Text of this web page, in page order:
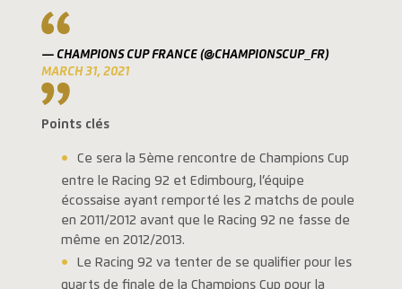
— CHAMPIONS CUP FRANCE (@CHAMPIONSCUP_FR)
MARCH 31, 2021
Points clés
Ce sera la 5ème rencontre de Champions Cup
entre le Racing 92 et Edimbourg, l’équipe
écossaise ayant remporté les 2 matchs de poule
en 2011/2012 avant que le Racing 92 ne fasse de
même en 2012/2013.
Le Racing 92 va tenter de se qualifier pour les
quarts de finale de la Champions Cup pour la